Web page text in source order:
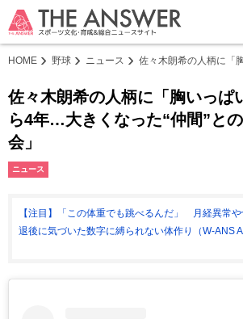
HOME 野球 ニュース 佐々木朗希の人柄に「
佐々木朗希の人柄に「胸いっ
ら4年…大きくなった“仲間”と
会」
ニュース
【注目】「この体重でも跳べるんだ」 月経異常や
退後に気づいた数字に縛られない体作り（W-ANS